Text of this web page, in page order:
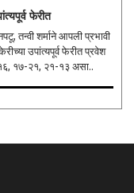
फेरीत
उपांत्यपूर्व फेरीत प्रवेश
१६, १७-२१, २१-१३ असा..